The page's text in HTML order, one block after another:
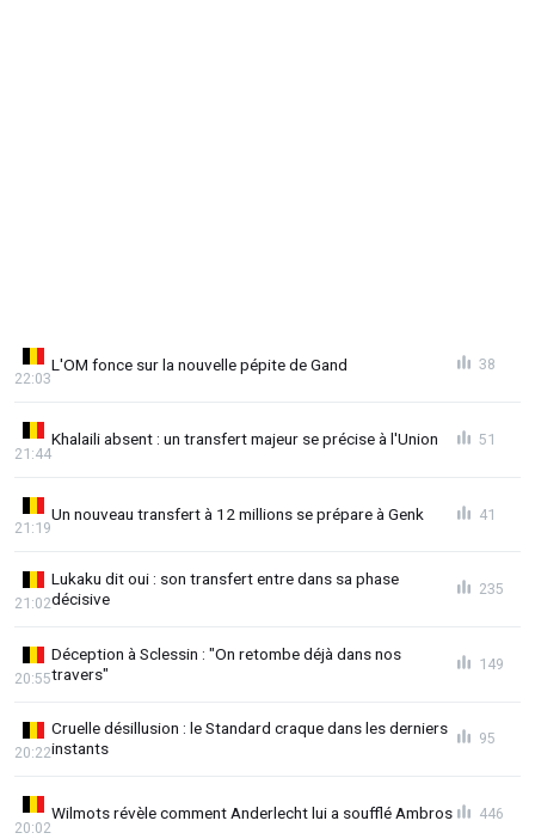
L'OM fonce sur la nouvelle pépite de Gand
22:03
38
Khalaili absent : un transfert majeur se précise à l'Union
21:44
51
Un nouveau transfert à 12 millions se prépare à Genk
21:19
41
Lukaku dit oui : son transfert entre dans sa phase
décisive
21:02
235
Déception à Sclessin : "On retombe déjà dans nos
travers"
20:55
149
Cruelle désillusion : le Standard craque dans les derniers
instants
20:22
95
Wilmots révèle comment Anderlecht lui a soufflé Ambros
20:02
446